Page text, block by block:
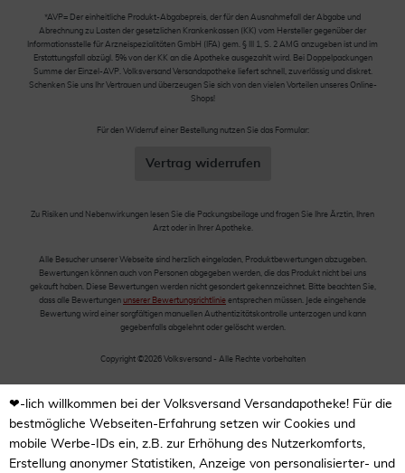
*AVP= Der einheitliche Produkt-Abgabepreis, der für den Ausnahmefall der Abgabe und
Abrechnung zu Lasten der gesetzlichen Krankenkassen (KK) vom Hersteller gegenüber der
Informationsstelle für Arzneispezialitäten GmbH (IFA) gem. § III 1, S. 2 AMG anzugeben ist und im
Erstattungsfall abzügl. 5% von der KK an die Apotheke ausgezahlt wird. Bei Doppelpackungen
Summe der Einzel-AVP. Volksversand Versandapotheke liefert schnell, zuverlässig und diskret.
Schenken Sie uns Ihr Vertrauen und überzeugen Sie sich von den vielen Vorteilen unseres Online-
Shops!
Für den Widerruf einer Bestellung nutzen Sie das Formular:
Vertrag widerrufen
Zu Risiken und Nebenwirkungen lesen Sie die Packungsbeilage und fragen Sie Ihre Ärztin, Ihren
Arzt oder in Ihrer Apotheke.
Alle Besucher unserer Webseite sind herzlich eingeladen, Produktbewertungen abzugeben.
Bewertungen können auch von Personen abgegeben werden, die das Produkt nicht bei uns
gekauft haben. Diese Bewertungen werden nicht gesondert gekennzeichnet. Bitte beachten Sie,
dass alle Bewertungen unserer Bewertungsrichtlinie entsprechen müssen. Jede eingehende
Bewertung wird einer sorgfältigen manuellen Authentizitätskontrolle unterzogen und kann
gegebenfalls abgelehnt oder gelöscht werden.
Copyright ©2026 Volksversand - Alle Rechte vorbehalten
❤-lich willkommen bei der Volksversand Versandapotheke! Für die
bestmögliche Webseiten-Erfahrung setzen wir Cookies und
mobile Werbe-IDs ein, z.B. zur Erhöhung des Nutzerkomforts,
Erstellung anonymer Statistiken, Anzeige von personalisierter- und